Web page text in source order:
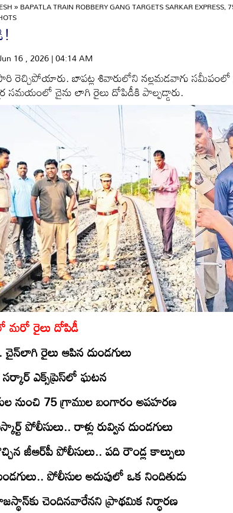
»BAPATLA TRAIN ROBBERY GANG TARGETS SARKAR EXPRESS,
16 , 2026 | 04:14 AM
రెచ్చిపోయారు. బాపట్ల శివారులోని నల్లమడవాగు
సమయంలో చైను లాగి రైలు దోపిడీకి పాల్పడ్డారు.
మరో రైలు దోపిడీ
రైలు ఆపిన దుండగులు
ఎక్స్‌ప్రెస్‌లో ఘటన
నుంచి 75 గ్రాముల బంగారం అపహరణ
పోలీసులు.. రాళ్లు రువ్విన దుండగులు
జీఆర్‌పీ పోలీసులు.. పది రౌండ్ల కాల్పులు
పోలీసుల అదుపులో ఒక నిందితుడు
చెందినవారేనని ప్రాథమిక నిర్ధారణ